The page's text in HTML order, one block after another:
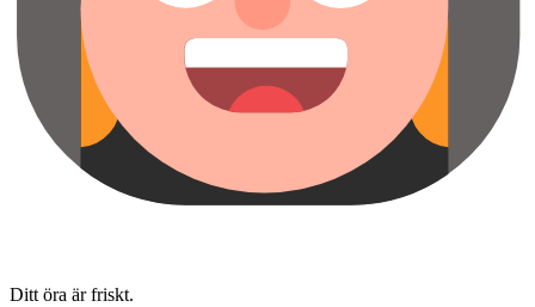
Ditt öra är friskt.